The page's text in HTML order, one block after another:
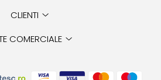
CLIENTI
COMERCIALE